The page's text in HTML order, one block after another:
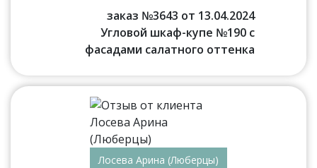
заказ №3643 от 13.04.2024
Угловой шкаф-купе №190 с
фасадами салатного оттенка
Лосева Арина (Люберцы)